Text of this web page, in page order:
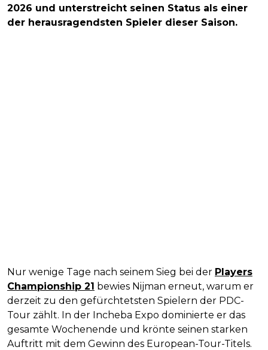
2026 und unterstreicht seinen Status als einer
der herausragendsten Spieler dieser Saison.
Nur wenige Tage nach seinem Sieg bei der Players
Championship 21 bewies Nijman erneut, warum er
derzeit zu den gefürchtetsten Spielern der PDC-
Tour zählt. In der Incheba Expo dominierte er das
gesamte Wochenende und krönte seinen starken
Auftritt mit dem Gewinn des European-Tour-Titels.